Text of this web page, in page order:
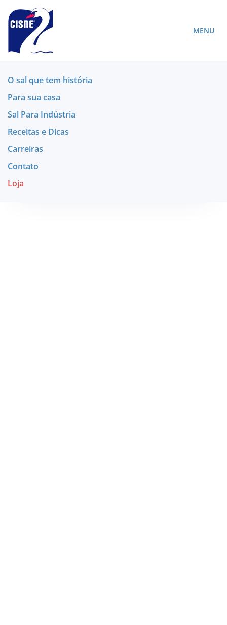
MENU
O sal que tem história
Para sua casa
Sal Para Indústria
Receitas e Dicas
Carreiras
Contato
Loja